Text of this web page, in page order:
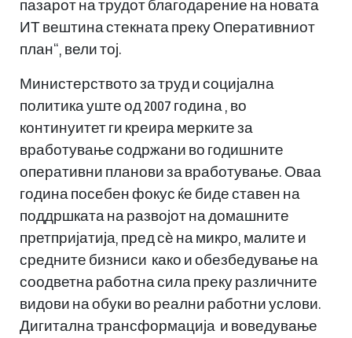
пазарот на трудот благодарение на новата
ИТ вештина стекната преку Оперативниот
план“, вели тој.
Министерството за труд и социјална
политика уште од 2007 година , во
континуитет ги креира мерките за
вработување содржани во годишните
оперативни планови за вработување. Оваа
година посебен фокус ќе биде ставен на
поддршката на развојот на домашните
претпријатија, пред сѐ на микро, малите и
средните бизниси како и обезбедување на
соодветна работна сила преку различните
видови на обуки во реални работни услови.
Дигитална трансформација и воведување